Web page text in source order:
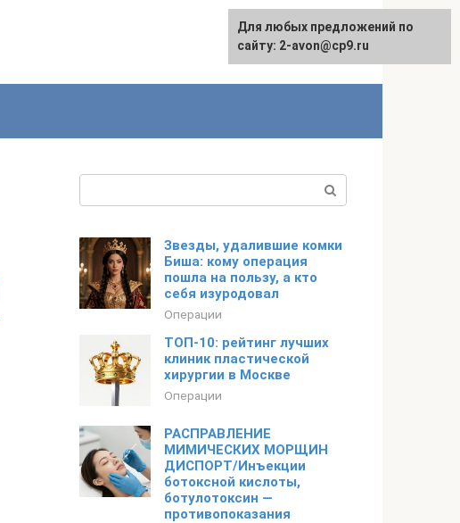
Звезды, удалившие комки
Биша: кому операция
пошла на пользу, а кто
себя изуродовал
Операции
ТОП-10: рейтинг лучших
клиник пластической
хирургии в Москве
Операции
РАСПРАВЛЕНИЕ
МИМИЧЕСКИХ МОРЩИН
ДИСПОРТ/Инъекции
ботоксной кислоты,
ботулотоксин —
противопоказания
Для любых предложений по
сайту: 2-avon@cp9.ru